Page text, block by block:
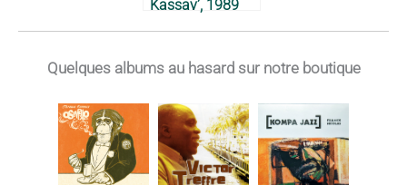
Kassav’, 1989
Quelques albums au hasard sur notre boutique